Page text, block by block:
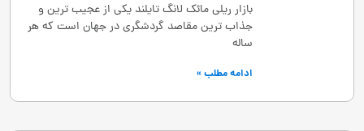
بازار ریلی مائک لانگ تایلند یکی از عجیب ‌ترین و
جذاب ‌ترین مقاصد گردشگری در جهان است که هر
ساله
ادامه مطلب »